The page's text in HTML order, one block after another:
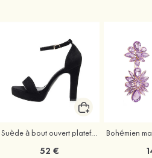
Suède à bout ouvert plateforme sandales talon bottier remise du diplôme chaussures de mode
52 €